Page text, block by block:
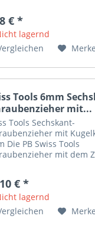
in
Hause. Sie werden
€ *
lagernd
Tools 6mm
mit...
Tools Sechskant-
mit
Die PB Swiss Tools
mit dem
in
Hause. Sie werden
€ *
lagernd